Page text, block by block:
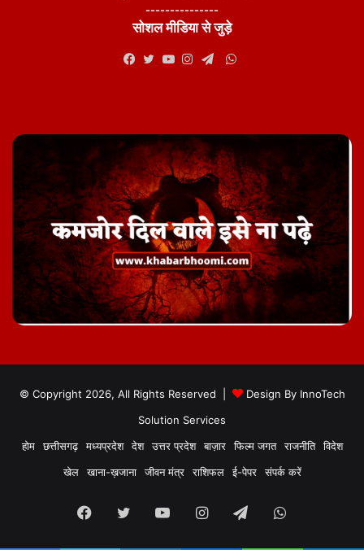
---------------
सोशल मीडिया से जुड़े
WhatsApp
© Copyright 2026, All Rights Reserved | Design By InnoTech
Solution Services
होम
छत्तीसगढ़ मध्यप्रदेश देश उत्तर प्रदेश बाज़ार फिल्म जगत राजनीति
विदेश
खेल
खाना-ख़जाना जीवन मंत्र राशिफल ई-पेपर संपर्क करें
Facebook
TwitterYouTubeInstagram
TelegramWhatsApp